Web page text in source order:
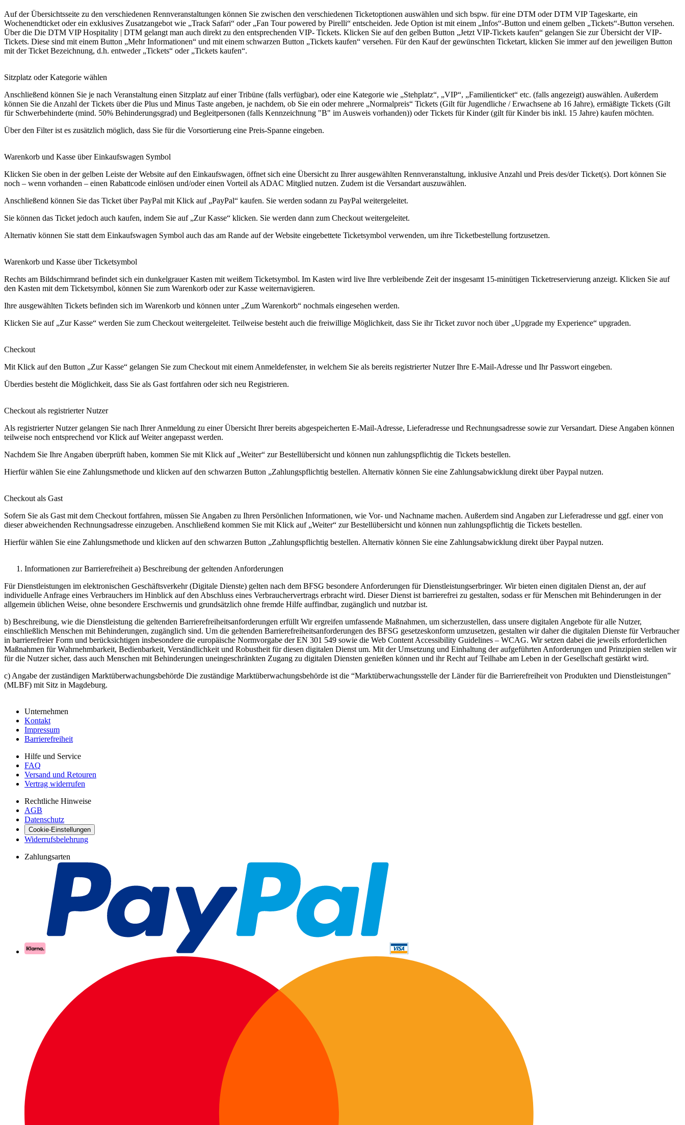
Auf der Übersichtsseite zu den verschiedenen Rennveranstaltungen können Sie zwischen den verschiedenen Ticketoptionen auswählen und sich bspw. für eine DTM oder DTM VIP Tageskarte, ein
Wochenendticket oder ein exklusives Zusatzangebot wie „Track Safari“ oder „Fan Tour powered by Pirelli“ entscheiden. Jede Option ist mit einem „Infos“-Button und einem gelben „Tickets“-Button versehen.
Über die Die DTM VIP Hospitality | DTM gelangt man auch direkt zu den entsprechenden VIP- Tickets. Klicken Sie auf den gelben Button „Jetzt VIP-Tickets kaufen“ gelangen Sie zur Übersicht der VIP-
Tickets. Diese sind mit einem Button „Mehr Informationen“ und mit einem schwarzen Button „Tickets kaufen“ versehen. Für den Kauf der gewünschten Ticketart, klicken Sie immer auf den jeweiligen Button
mit der Ticket Bezeichnung, d.h. entweder „Tickets“ oder „Tickets kaufen“.
Sitzplatz oder Kategorie wählen
Anschließend können Sie je nach Veranstaltung einen Sitzplatz auf einer Tribüne (falls verfügbar), oder eine Kategorie wie „Stehplatz“, „VIP“, „Familienticket“ etc. (falls angezeigt) auswählen. Außerdem
können Sie die Anzahl der Tickets über die Plus und Minus Taste angeben, je nachdem, ob Sie ein oder mehrere „Normalpreis“ Tickets (Gilt für Jugendliche / Erwachsene ab 16 Jahre), ermäßigte Tickets (Gilt
für Schwerbehinderte (mind. 50% Behinderungsgrad) und Begleitpersonen (falls Kennzeichnung "B" im Ausweis vorhanden)) oder Tickets für Kinder (gilt für Kinder bis inkl. 15 Jahre) kaufen möchten.
Über den Filter ist es zusätzlich möglich, dass Sie für die Vorsortierung eine Preis-Spanne eingeben.
Warenkorb und Kasse über Einkaufswagen Symbol
Klicken Sie oben in der gelben Leiste der Website auf den Einkaufswagen, öffnet sich eine Übersicht zu Ihrer ausgewählten Rennveranstaltung, inklusive Anzahl und Preis des/der Ticket(s). Dort können Sie
noch – wenn vorhanden – einen Rabattcode einlösen und/oder einen Vorteil als ADAC Mitglied nutzen. Zudem ist die Versandart auszuwählen.
Anschließend können Sie das Ticket über PayPal mit Klick auf „PayPal“ kaufen. Sie werden sodann zu PayPal weitergeleitet.
Sie können das Ticket jedoch auch kaufen, indem Sie auf „Zur Kasse“ klicken. Sie werden dann zum Checkout weitergeleitet.
Alternativ können Sie statt dem Einkaufswagen Symbol auch das am Rande auf der Website eingebettete Ticketsymbol verwenden, um ihre Ticketbestellung fortzusetzen.
Warenkorb und Kasse über Ticketsymbol
Rechts am Bildschirmrand befindet sich ein dunkelgrauer Kasten mit weißem Ticketsymbol. Im Kasten wird live Ihre verbleibende Zeit der insgesamt 15-minütigen Ticketreservierung anzeigt. Klicken Sie auf
den Kasten mit dem Ticketsymbol, können Sie zum Warenkorb oder zur Kasse weiternavigieren.
Ihre ausgewählten Tickets befinden sich im Warenkorb und können unter „Zum Warenkorb“ nochmals eingesehen werden.
Klicken Sie auf „Zur Kasse“ werden Sie zum Checkout weitergeleitet. Teilweise besteht auch die freiwillige Möglichkeit, dass Sie ihr Ticket zuvor noch über „Upgrade my Experience“ upgraden.
Checkout
Mit Klick auf den Button „Zur Kasse“ gelangen Sie zum Checkout mit einem Anmeldefenster, in welchem Sie als bereits registrierter Nutzer Ihre E-Mail-Adresse und Ihr Passwort eingeben.
Überdies besteht die Möglichkeit, dass Sie als Gast fortfahren oder sich neu Registrieren.
Checkout als registrierter Nutzer
Als registrierter Nutzer gelangen Sie nach Ihrer Anmeldung zu einer Übersicht Ihrer bereits abgespeicherten E-Mail-Adresse, Lieferadresse und Rechnungsadresse sowie zur Versandart. Diese Angaben können
teilweise noch entsprechend vor Klick auf Weiter angepasst werden.
Nachdem Sie Ihre Angaben überprüft haben, kommen Sie mit Klick auf „Weiter“ zur Bestellübersicht und können nun zahlungspflichtig die Tickets bestellen.
Hierfür wählen Sie eine Zahlungsmethode und klicken auf den schwarzen Button „Zahlungspflichtig bestellen. Alternativ können Sie eine Zahlungsabwicklung direkt über Paypal nutzen.
Checkout als Gast
Sofern Sie als Gast mit dem Checkout fortfahren, müssen Sie Angaben zu Ihren Persönlichen Informationen, wie Vor- und Nachname machen. Außerdem sind Angaben zur Lieferadresse und ggf. einer von
dieser abweichenden Rechnungsadresse einzugeben. Anschließend kommen Sie mit Klick auf „Weiter“ zur Bestellübersicht und können nun zahlungspflichtig die Tickets bestellen.
Hierfür wählen Sie eine Zahlungsmethode und klicken auf den schwarzen Button „Zahlungspflichtig bestellen. Alternativ können Sie eine Zahlungsabwicklung direkt über Paypal nutzen.
Informationen zur Barrierefreiheit a) Beschreibung der geltenden Anforderungen
Für Dienstleistungen im elektronischen Geschäftsverkehr (Digitale Dienste) gelten nach dem BFSG besondere Anforderungen für Dienstleistungserbringer. Wir bieten einen digitalen Dienst an, der auf
individuelle Anfrage eines Verbrauchers im Hinblick auf den Abschluss eines Verbrauchervertrags erbracht wird. Dieser Dienst ist barrierefrei zu gestalten, sodass er für Menschen mit Behinderungen in der
allgemein üblichen Weise, ohne besondere Erschwernis und grundsätzlich ohne fremde Hilfe auffindbar, zugänglich und nutzbar ist.
b) Beschreibung, wie die Dienstleistung die geltenden Barrierefreiheitsanforderungen erfüllt Wir ergreifen umfassende Maßnahmen, um sicherzustellen, dass unsere digitalen Angebote für alle Nutzer,
einschließlich Menschen mit Behinderungen, zugänglich sind. Um die geltenden Barrierefreiheitsanforderungen des BFSG gesetzeskonform umzusetzen, gestalten wir daher die digitalen Dienste für Verbraucher
in barrierefreier Form und berücksichtigen insbesondere die europäische Normvorgabe der EN 301 549 sowie die Web Content Accessibility Guidelines – WCAG. Wir setzen dabei die jeweils erforderlichen
Maßnahmen für Wahrnehmbarkeit, Bedienbarkeit, Verständlichkeit und Robustheit für diesen digitalen Dienst um. Mit der Umsetzung und Einhaltung der aufgeführten Anforderungen und Prinzipien stellen wir
für die Nutzer sicher, dass auch Menschen mit Behinderungen uneingeschränkten Zugang zu digitalen Diensten genießen können und ihr Recht auf Teilhabe am Leben in der Gesellschaft gestärkt wird.
c) Angabe der zuständigen Marktüberwachungsbehörde Die zuständige Marktüberwachungsbehörde ist die “Marktüberwachungsstelle der Länder für die Barrierefreiheit von Produkten und Dienstleistungen”
(MLBF) mit Sitz in Magdeburg.
Unternehmen
Kontakt
Impressum
Barrierefreiheit
Hilfe und Service
FAQ
Versand und Retouren
Vertrag widerrufen
Rechtliche Hinweise
AGB
Datenschutz
Cookie-Einstellungen
Widerrufsbelehrung
Zahlungsarten